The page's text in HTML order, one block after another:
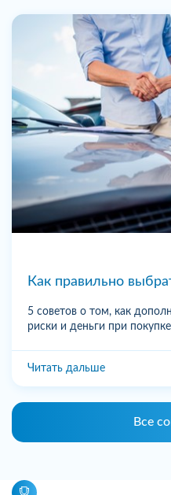
Как правильно
5 советов о том, как
риски и деньги при
Читать дальше
Все